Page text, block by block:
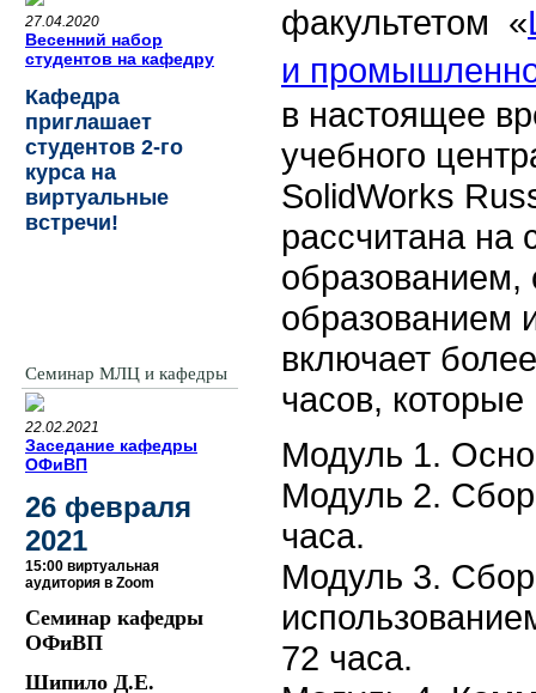
27.04.2020
Весенний набор
студентов на кафедру
Кафедра
приглашает
студентов 2-го
курса на
виртуальные
встречи!
Семинар МЛЦ и кафедры
22.02.2021
Заседание кафедры
ОФиВП
26 февраля
2021
15:00 виртуальная
аудитория в Zoom
Семинар кафедры
ОФиВП
Шипило Д.Е.
факультетом «
и
в настоящее
учебного
SolidWorks
рассчитана на
образованием
включает
часов,
Модуль 1.
Модуль 2.
часа.
Модуль 3.
72 часа.